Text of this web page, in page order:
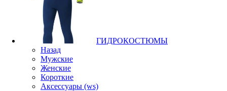
ГИДРОКОСТЮМЫ
Назад
Мужские
Женские
Короткие
Аксессуары (ws)